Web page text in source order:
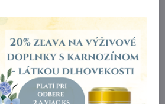
10%
Doplnok výživy
COENZYSTAR Q10 pre
zdravé srdce a srdcovo-
cievny systém 60 tbl
31 €